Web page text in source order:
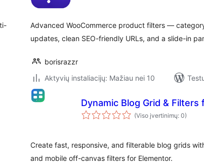
Advanced WooCommerce product filters —
updates, clean SEO-friendly URLs, and a slide-in
borisrazzr
Aktyvių instaliacijų: Mažiau nei 10
Dynamic Blog Grid & Filters
(Viso įvertinimų: 0)
Create fast, responsive, and filterable blog grids
and mobile off-canvas filters for Elementor.